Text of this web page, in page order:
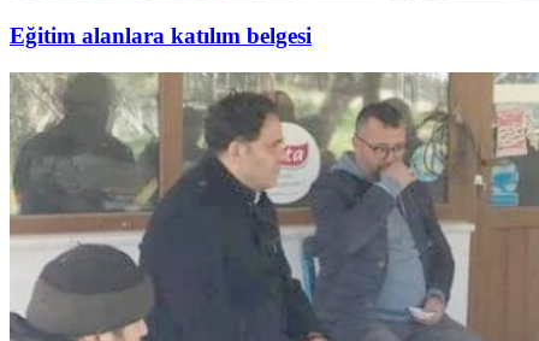
Eğitim alanlara katılım belgesi